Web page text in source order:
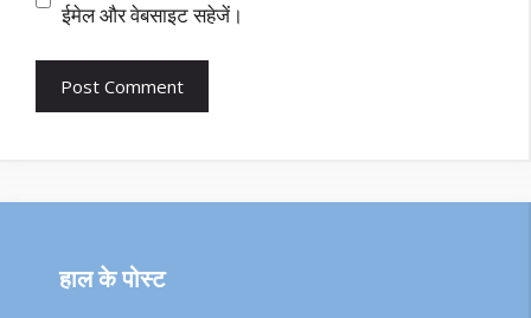
ईमेल और वेबसाइट सहेजें।
हाल के पोस्ट